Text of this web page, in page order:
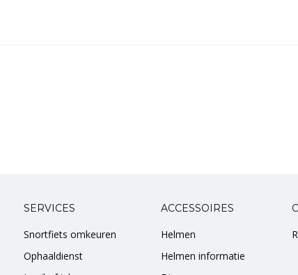
SERVICES
Snortfiets omkeuren
Ophaaldienst
ACCESSOIRES
Helmen
Helmen informatie